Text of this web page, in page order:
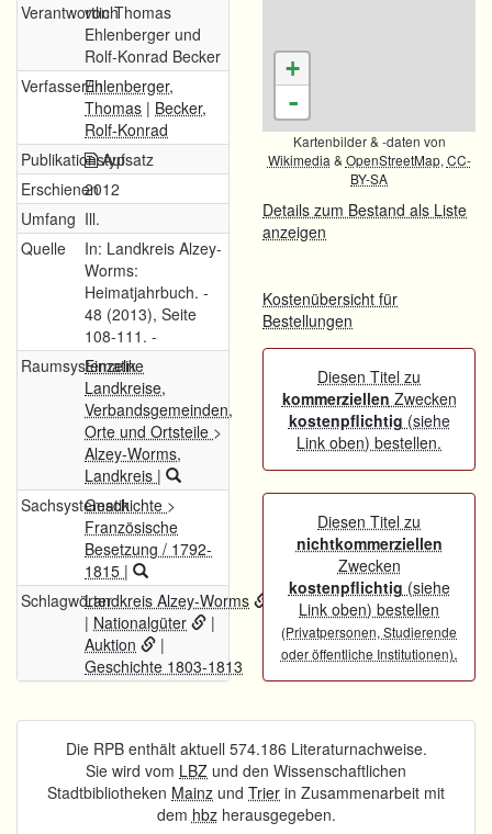
Verantwortlichvon Thomas
Ehlenberger und
Rolf-Konrad Becker
Verfasser/inEhlenberger,
Thomas | Becker,
Rolf-Konrad
PublikationstypAufsatz
Erschienen2012
Umfang Ill.
Quelle
In: Landkreis Alzey-
Worms:
Heimatjahrbuch. -
48 (2013), Seite
108-111. -
Raumsystematik
Einzelne
Landkreise,
Verbandsgemeinden,
Orte und Ortsteile >
Alzey-Worms,
Landkreis |
Sachsystematik
Geschichte >
Französische
Besetzung / 1792-
1815 |
SchlagwörterLandkreis Alzey-Worms
| Nationalgüter
|
Auktion
|
Geschichte 1803-1813
+
-
Kartenbilder & -daten von
Wikimedia & OpenStreetMap, CC-
BY-SA
Details zum Bestand als Liste
anzeigen
Kostenübersicht für
Bestellungen
Diesen Titel zu
kommerziellen Zwecken
kostenpflichtig (siehe
Link oben) bestellen.
Diesen Titel zu
nichtkommerziellen
Zwecken
kostenpflichtig (siehe
Link oben) bestellen
(Privatpersonen, Studierende
oder öffentliche Institutionen).
Die RPB enthält aktuell 574.186 Literaturnachweise.
Sie wird vom LBZ und den Wissenschaftlichen
Stadtbibliotheken Mainz und Trier in Zusammenarbeit mit
dem hbzherausgegeben.